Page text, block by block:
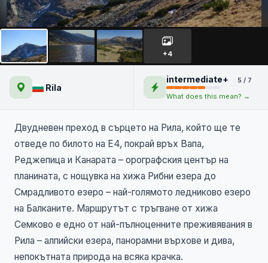
Магията на Рибни езера - 2
дни в сърцето на Рила
+4
Rila
intermediate+
5 / 7
What does this mean? →
Двудневен преход в сърцето на Рила, който ще те
отведе по билото на Е4, покрай връх Вапа,
Реджепица и Канарата – орографския център на
планината, с нощувка на хижа Рибни езера до
Смрадливото езеро – най-голямото ледниково езеро
на Балканите. Маршрутът с тръгване от хижа
Семково е едно от най-пълноценните преживявания в
Рила – алпийски езера, панорамни върхове и дива,
непокътната природа на всяка крачка.